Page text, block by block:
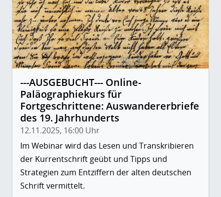
---AUSGEBUCHT--- Online-
Paläographiekurs für
Fortgeschrittene: Auswandererbriefe
des 19. Jahrhunderts
12.11.2025, 16:00 Uhr
Im Webinar wird das Lesen und Transkribieren
der Kurrentschrift geübt und Tipps und
Strategien zum Entziffern der alten deutschen
Schrift vermittelt.